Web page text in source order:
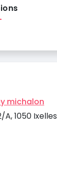
michalon
A, 1050 Ixelles